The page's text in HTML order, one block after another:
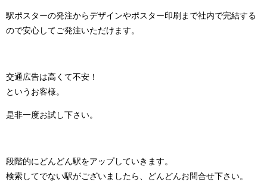
駅ポスターの発注からデザインやポスター印刷まで社内で完結する
ので安心してご発注いただけます。
交通広告は高くて不安！
というお客様。
是非一度お試し下さい。
段階的にどんどん駅をアップしていきます。
検索してでない駅がございましたら、どんどんお問合せ下さい。